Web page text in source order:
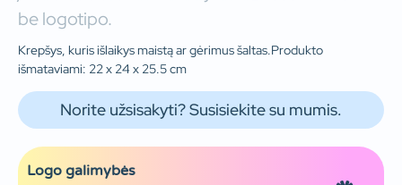
be logotipo.
Krepšys, kuris išlaikys maistą ar gėrimus šaltas.Produkto
išmataviami: 22 x 24 x 25.5 cm
Norite užsisakyti? Susisiekite su mumis.
Logo galimybės